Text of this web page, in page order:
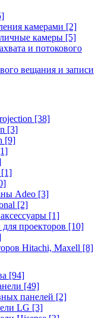
камерами [2]
камеры [5]
и потокового
вещания и записи
[38]
[3]
[9]
[1]
Adeo [3]
[2]
[1]
проекторов [10]
Hitachi, Maxell [8]
[94]
[49]
панелей [2]
LG [3]